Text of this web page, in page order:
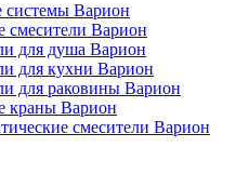
Варион
смесители Варион
для душа Варион
для кухни Варион
для раковины Варион
краны Варион
смесители Варион